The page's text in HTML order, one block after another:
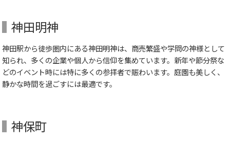
神田明神
神田駅から徒歩圏内にある神田明神は、商売繁盛や学問の神様として
知られ、多くの企業や個人から信仰を集めています。新年や節分祭な
どのイベント時には特に多くの参拝者で賑わいます。庭園も美しく、
静かな時間を過ごすには最適です。
神保町